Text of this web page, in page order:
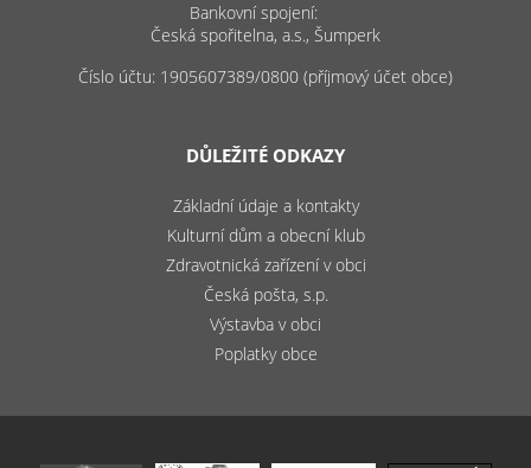
Bankovní spojení:
Česká spořitelna, a.s., Šumperk
Číslo účtu: 1905607389/0800 (příjmový účet obce)
DŮLEŽITÉ ODKAZY
Základní údaje a kontakty
Kulturní dům a obecní klub
Zdravotnická zařízení v obci
Česká pošta, s.p.
Výstavba v obci
Poplatky obce